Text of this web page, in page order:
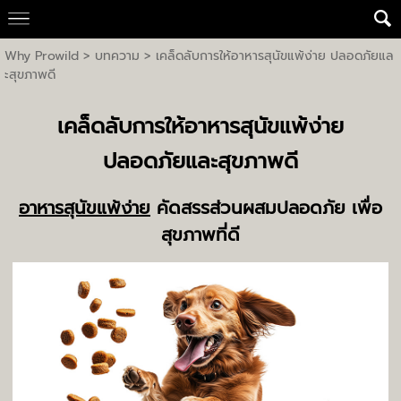
Why Prowild> บทความ > เคล็ดลับการให้อาหารสุนัขแพ้ง่าย ปลอดภัยแล
ะสุขภาพดี
เคล็ดลับการให้อาหารสุนัขแพ้ง่าย
ปลอดภัยและสุขภาพดี
อาหารสุนัขแพ้ง่าย คัดสรรส่วนผสมปลอดภัย เพื่อ
สุขภาพที่ดี